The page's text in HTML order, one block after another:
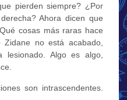
pierden siempre? ¿Por
Ahora dicen que
cosas más raras hace
no está acabado,
Algo es algo,
son intrascendentes.